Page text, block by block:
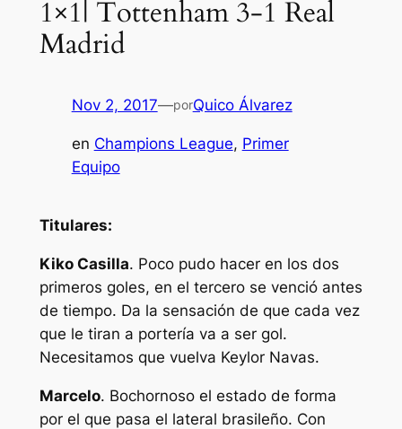
1×1| Tottenham 3-1 Real
Madrid
Nov 2, 2017—porQuico Álvarez
en Champions League, Primer
Equipo
Titulares:
Kiko Casilla. Poco pudo hacer en los dos
primeros goles, en el tercero se venció antes
de tiempo. Da la sensación de que cada vez
que le tiran a portería va a ser gol.
Necesitamos que vuelva Keylor Navas.
Marcelo. Bochornoso el estado de forma
por el que pasa el lateral brasileño. Con